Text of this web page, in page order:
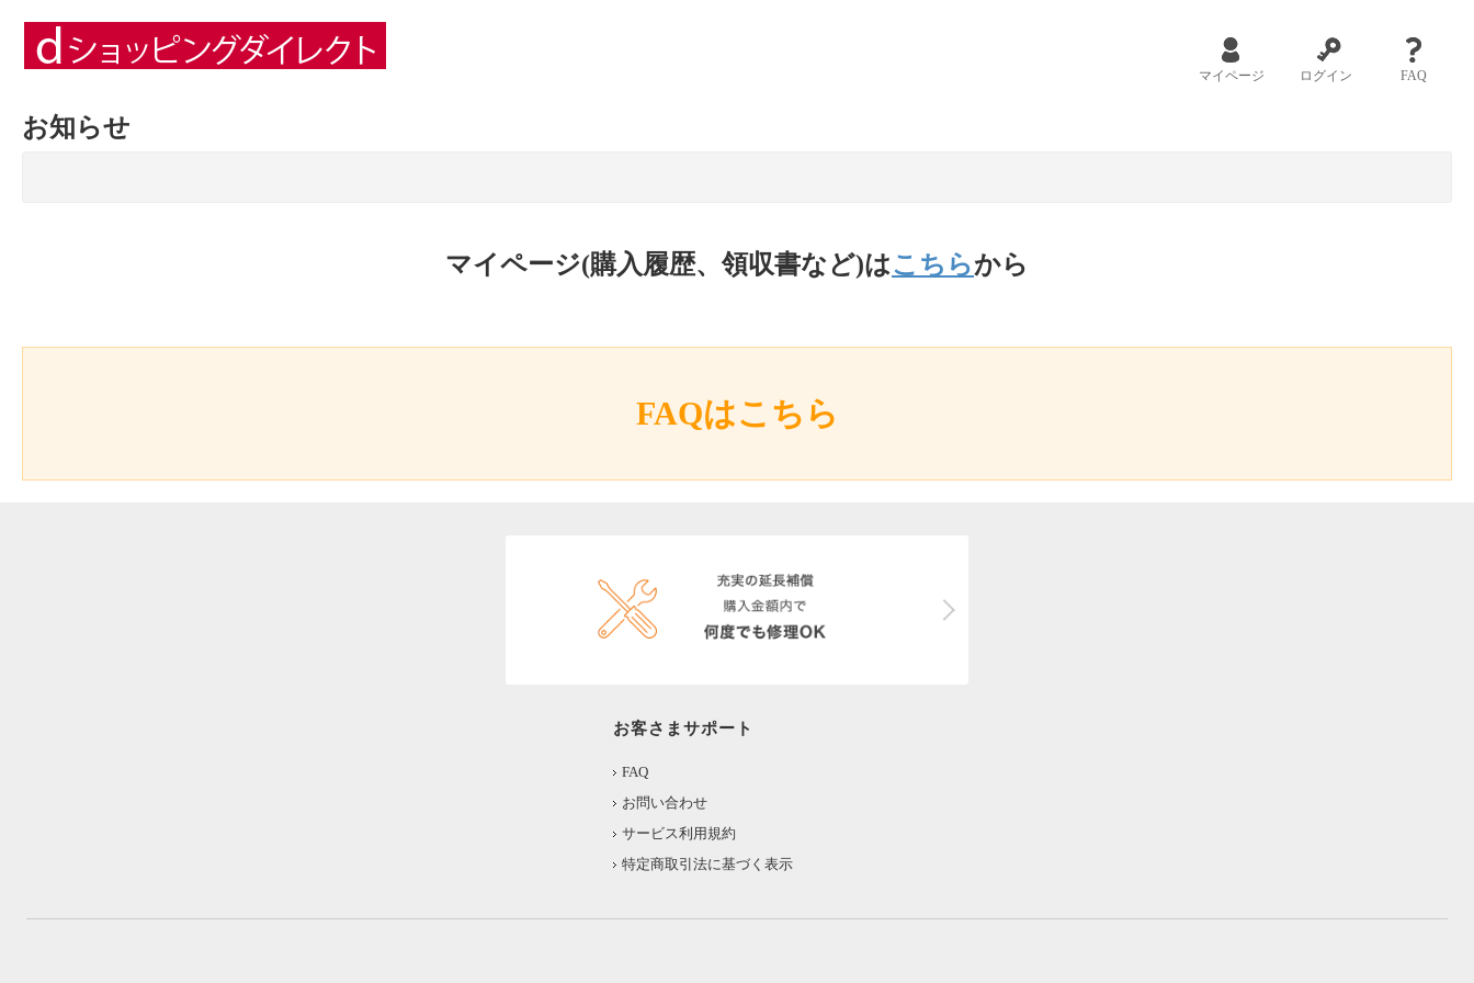
マイページ ログイン FAQ
お知らせ
マイページ(購入履歴、領収書など)はこちらから
FAQはこちら
お客さまサポート
FAQ
お問い合わせ
サービス利用規約
特定商取引法に基づく表示